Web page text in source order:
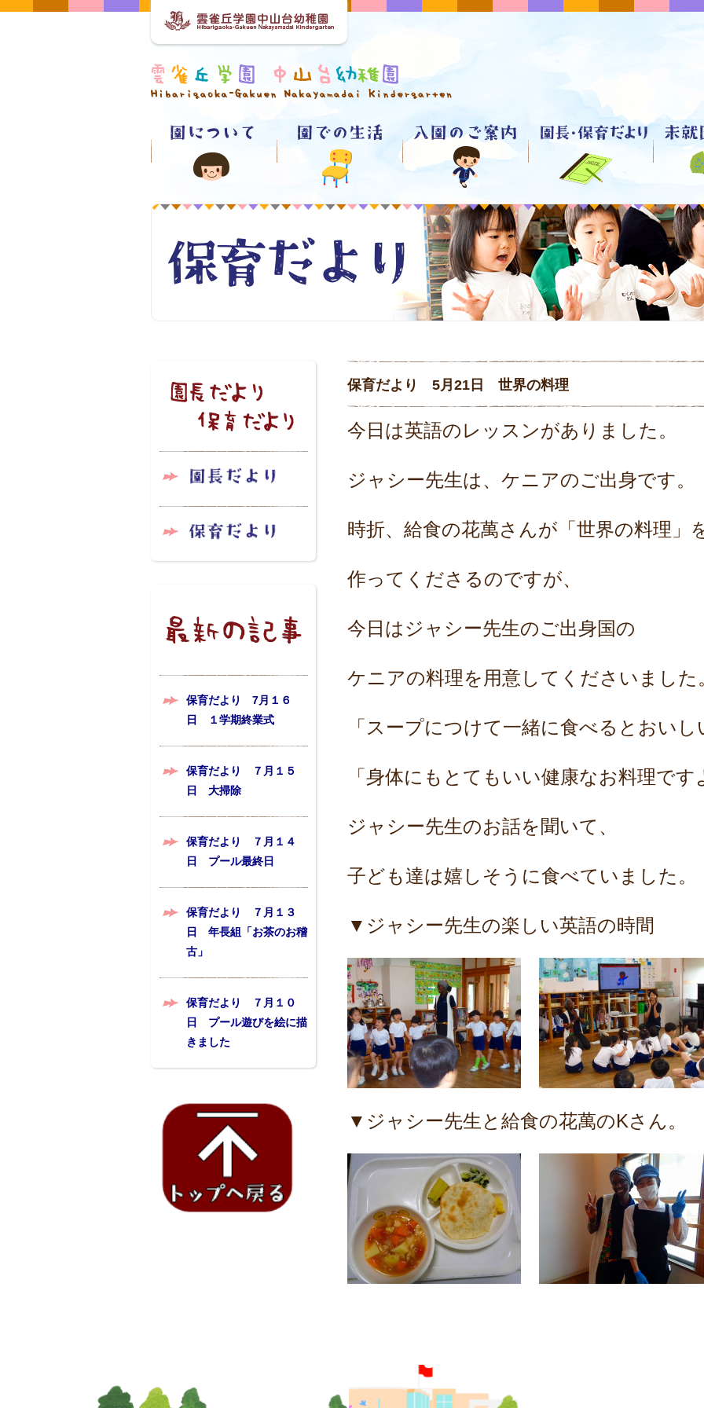
保育だより 7月１６
日 １学期終業式
保育だより ７月１５
日 大掃除
保育だより ７月１４
日 プール最終日
保育だより ７月１３
日 年長組「お茶のお稽
古」
保育だより ７月１０
日 プール遊びを絵に描
きました
保育だより 5月21日 世界の料理
今日は英語のレッスンがありました。
ジャシー先生は、ケニアのご出身です。
時折、給食の花萬さんが「世界の料理」
作ってくださるのですが、
今日はジャシー先生のご出身国の
ケニアの料理を用意してくださいました
「スープにつけて一緒に食べるとおい
「身体にもとてもいい健康なお料理です
ジャシー先生のお話を聞いて、
子ども達は嬉しそうに食べていました。
▼ジャシー先生の楽しい英語の時間
▼ジャシー先生と給食の花萬のKさん。